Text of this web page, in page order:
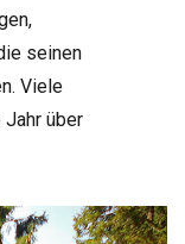
seinen
Viele
über